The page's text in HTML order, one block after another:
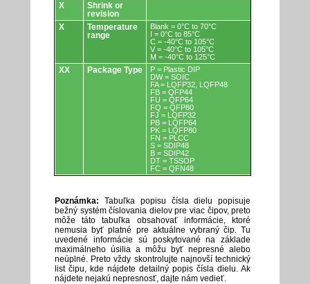
X
Shrink or
revision
X
Temperature
range
Blank = 0°C to 70°C
I = 0°C to 85°C
C = -40°C to 105°C
V = -40°C to 105°C
M = -40°C to 125°C
XX Package Type
P = Plastic DIP
DW = SOIC
FA = LQFP32, LQFP48
FB = QFP44
FU = QFP64
FQ = QFP80
FJ = LQFP32
PB = LQFP64
PK = LQFP80
FN = PLCC
S = SDIP48
B = SDIP42
DT = TSSOP
FC = QFN48
Poznámka: Tabuľka popisu čísla dielu popisuje
bežný systém číslovania dielov pre viac čipov, preto
môže táto tabuľka obsahovať informácie, ktoré
nemusia byť platné pre aktuálne vybraný čip. Tu
uvedené informácie sú poskytované na základe
maximálneho úsilia a môžu byť nepresné alebo
neúplné. Preto vždy skontrolujte najnovší technický
list čipu, kde nájdete detailný popis čísla dielu. Ak
nájdete nejakú nepresnosť, dajte nám vedieť.